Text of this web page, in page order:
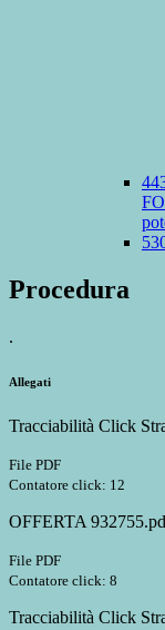
Procedura
.
Allegati
Tracciabilità Click
File PDF
Contatore click: 12
OFFERTA
File PDF
Contatore click: 8
Tracciabilità Click